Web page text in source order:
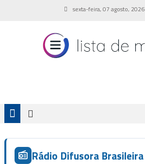
sexta-feira, 07 agosto, 2026
Rádio Difusora Brasileira